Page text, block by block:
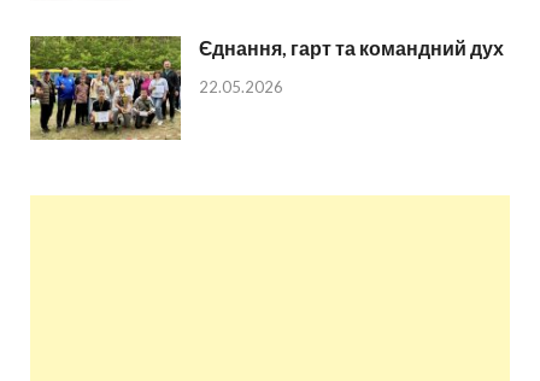
Єднання, гарт та командний дух
22.05.2026